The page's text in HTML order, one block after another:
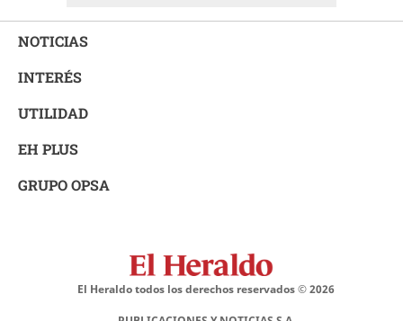
NOTICIAS
INTERÉS
UTILIDAD
EH PLUS
GRUPO OPSA
El Heraldo todos los derechos reservados ©2026